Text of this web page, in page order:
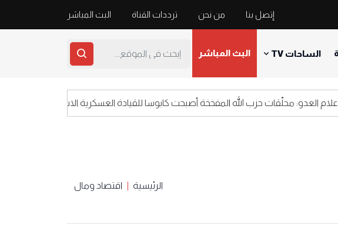
إتصل بنا من نحن ترددات القناة البث المباشر
الساحات TV البث المباشر
محلّقات حزب الله المفخخة أصبحت كابوسا للقيادة العسكرية الاسرائيلية
الرئيسية اقتصاد ومال